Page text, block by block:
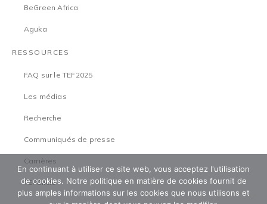
BeGreen Africa
Aguka
RESSOURCES
FAQ sur le TEF2025
Les médias
Recherche
Communiqués de presse
Carrières
TEFCircle
En continuant à utiliser ce site web, vous acceptez l'utilisation
de cookies. Notre politique en matière de cookies fournit de
plus amples informations sur les cookies que nous utilisons et